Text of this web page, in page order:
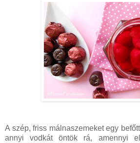
A szép, friss málnaszemeket egy
annyi vodkát öntök rá, amennyi